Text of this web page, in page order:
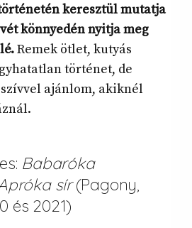
keresztül mutatja
könnyedén nyitja meg
Remek ötlet, kutyás
történet, de
ajánlom, akiknél
Babaróka
sír(Pagony,
és 2021)